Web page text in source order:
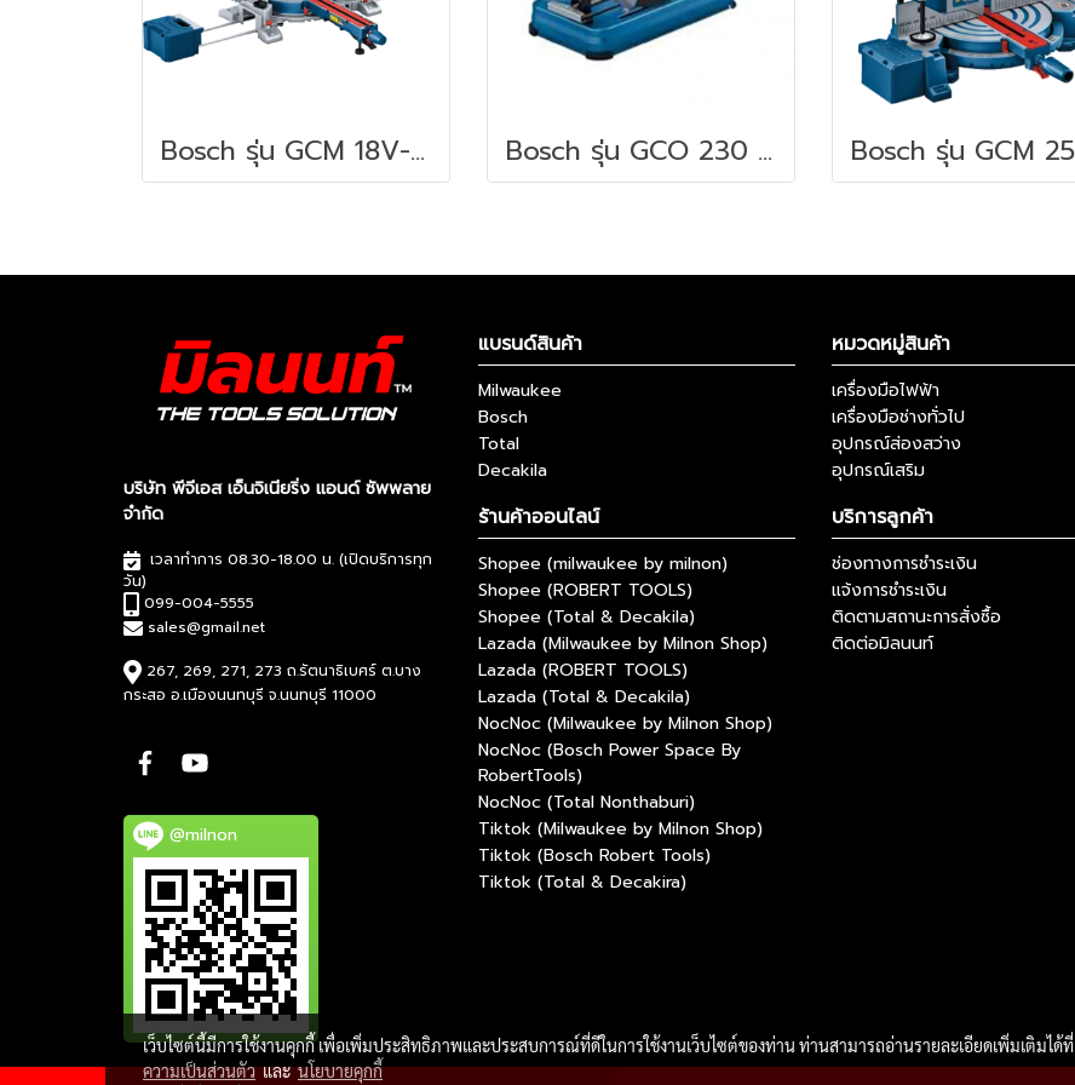
Bosch รุ่น GCM 18V-216 D เครื่องเลื่อยองศา 18V ขนาด 8" BITURBO Brushles ตัดลึกได้ 66 ม.ม. เลเซอร์นำตัด 2 เส้น (0601B51080) Bosch รุ่น GCO 230 แท่นตัดไฟเบอร์ 14" (0601B560K0)
บริษัท พีจีเอส เอ็นจิเนียริ่ง แอนด์ ซัพพลาย
จำกัด
เวลาทำการ 08.30-18.00 น. (เปิดบริการทุก
วัน)
099-004-5555
sales@gmail.net
267, 269, 271, 273 ถ.รัตนาธิเบศร์ ต.บาง
กระสอ อ.เมืองนนทบุรี จ.นนทบุรี 11000
@milnon
แบรนด์สินค้า
Milwaukee
Bosch
Total
Decakila
หมวดหมู่สินค้า
เครื่องมือไฟฟ้า
เครื่องมือช่างทั่วไป
อุปกรณ์ส่องสว่าง
อุปกรณ์เสริม
ร้านค้าออนไลน์
Shopee (milwaukee by milnon)
Shopee (ROBERT TOOLS)
Shopee (Total & Decakila)
Lazada (Milwaukee by Milnon Shop)
Lazada (ROBERT TOOLS)
Lazada (Total & Decakila)
NocNoc (Milwaukee by Milnon Shop)
NocNoc (Bosch Power Space By
RobertTools)
NocNoc (Total Nonthaburi)
Tiktok (Milwaukee by Milnon Shop)
Tiktok (Bosch Robert Tools)
Tiktok (Total & Decakira)
บริการลูกค้า
ช่องทางการชำระเงิน
แจ้งการชำระเงิน
ติดตามสถานะการสั่งซื้อ
ติดต่อมิลนนท์
เว็บไซต์นี้มีการใช้งานคุกกี้ เพื่อเพิ่มประสิทธิภาพและประสบการณ์ที่ดีในการใช้งานเว็บไซต์ของท่าน ท่านสามารถอ่านรายละเอียดเพิ่มเติมได้ที่
ความเป็นส่วนตัวและนโยบายคุกกี้